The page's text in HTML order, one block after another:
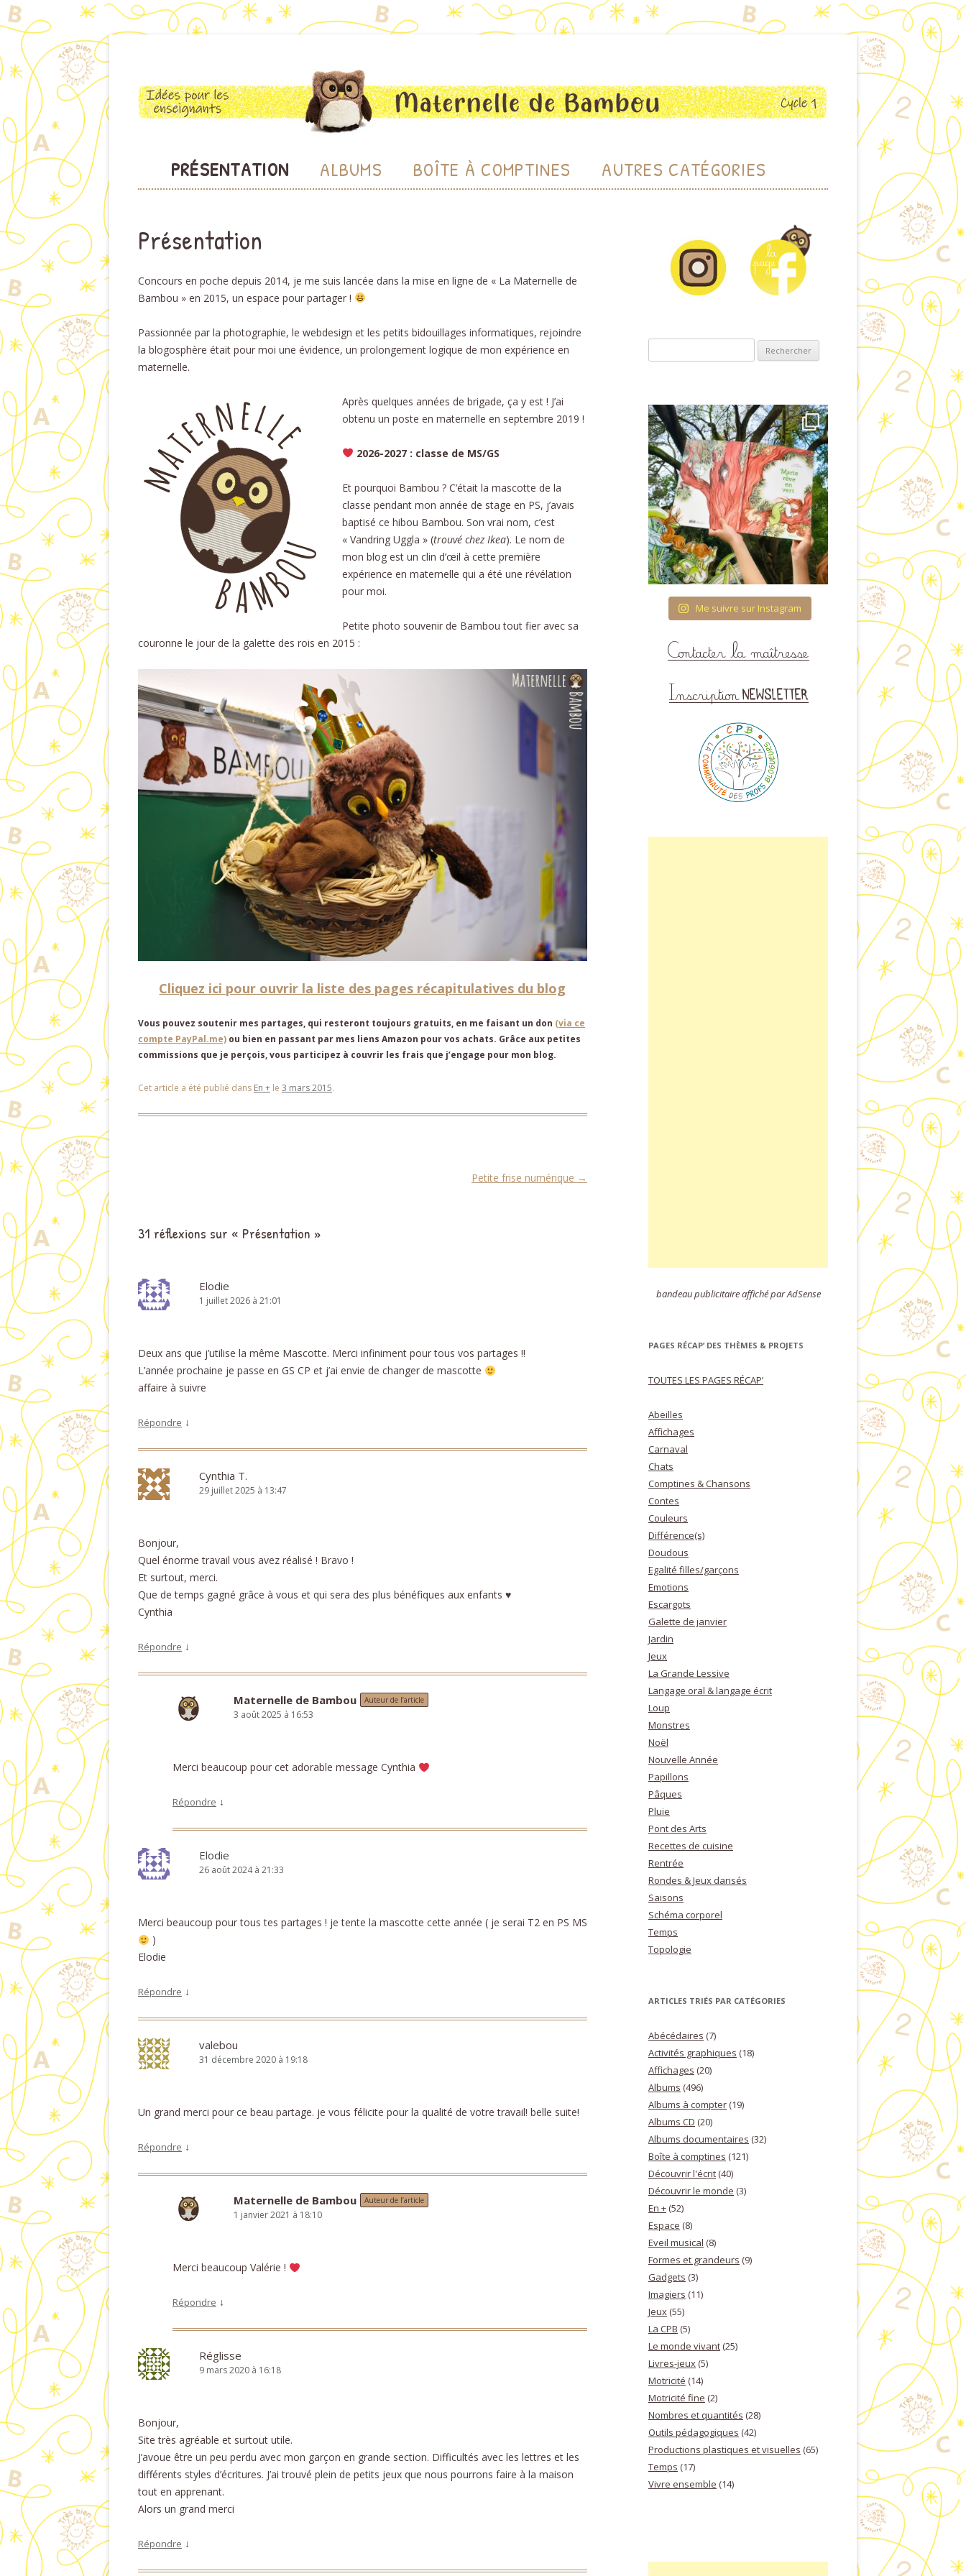
Maternelle de Bambou
PRÉSENTATION ALBUMS BOÎTE À COMPTINES AUTRES CATÉGORIES
BIBLIOTHÈQUE (ALBUMS)
PRODUCTIONS PLASTIQUES
DÉCOUVRIR L’ÉCRIT
NOMBRES ET QUANTITÉS
STRUCTURATION DU TEMPS
AU FIL DES SAISONS
ÉDUCATION À LA VIE
AFFECTIVE ET
RELATIONNELLE (ÉVAR) À
L’ÉCOLE MATERNELLE
SCHÉMA CORPOREL
RECETTES IMAGÉES POUR
CONTACTER LA MAÎTRESSE
Présentation
Concours en poche depuis 2014, je me suis lancée dans la mise en ligne de « La Maternelle de
Bambou » en 2015, un espace pour partager !
Passionnée par la photographie, le webdesign et les petits bidouillages informatiques, rejoindre
la blogosphère était pour moi une évidence, un prolongement logique de mon expérience en
maternelle.
Après quelques années de brigade, ça y est ! J’ai
obtenu un poste en maternelle en septembre 2019 !
2026-2027 : classe de MS/GS
Et pourquoi Bambou ? C’était la mascotte de la
classe pendant mon année de stage en PS, j’avais
baptisé ce hibou Bambou. Son vrai nom, c’est
« Vandring Uggla » (trouvé chez Ikea). Le nom de
mon blog est un clin d’œil à cette première
expérience en maternelle qui a été une révélation
pour moi.
Petite photo souvenir de Bambou tout fier avec sa
couronne le jour de la galette des rois en 2015 :
Cliquez ici pour ouvrir la liste des pages récapitulatives du blog
Vous pouvez soutenir mes partages, qui resteront toujours gratuits, en me faisant un don (via ce
compte PayPal.me) ou bien en passant par mes liens Amazon pour vos achats. Grâce aux petites
commissions que je perçois, vous participez à couvrir les frais que j’engage pour mon blog.
Cet article a été publié dans En + le 3 mars 2015.
Petite frise numérique →
31 réflexions sur « Présentation »
Elodie
1 juillet 2026 à 21:01
Deux ans que j’utilise la même Mascotte. Merci infiniment pour tous vos partages !!
L’année prochaine je passe en GS CP et j’ai envie de changer de mascotte
affaire à suivre
Répondre ↓
Cynthia T.
29 juillet 2025 à 13:47
Bonjour,
Quel énorme travail vous avez réalisé ! Bravo !
Et surtout, merci.
Que de temps gagné grâce à vous et qui sera des plus bénéfiques aux enfants ♥
Cynthia
Répondre ↓
Maternelle de Bambou Auteur de l’article
3 août 2025 à 16:53
Merci beaucoup pour cet adorable message Cynthia
Répondre ↓
Elodie
26 août 2024 à 21:33
Merci beaucoup pour tous tes partages ! je tente la mascotte cette année ( je serai T2 en PS MS
)
Elodie
Répondre ↓
valebou
31 décembre 2020 à 19:18
Un grand merci pour ce beau partage. je vous félicite pour la qualité de votre travail! belle suite!
Répondre ↓
Maternelle de Bambou Auteur de l’article
1 janvier 2021 à 18:10
Merci beaucoup Valérie !
Répondre ↓
Réglisse
9 mars 2020 à 16:18
Bonjour,
Site très agréable et surtout utile.
J’avoue être un peu perdu avec mon garçon en grande section. Difficultés avec les lettres et les
différents styles d’écritures. J’ai trouvé plein de petits jeux que nous pourrons faire à la maison
tout en apprenant.
Alors un grand merci
Répondre ↓
Me suivre sur Instagram
bandeau publicitaire affiché par AdSense
PAGES RÉCAP’ DES THÈMES & PROJETS
TOUTES LES PAGES RÉCAP’
Abeilles
Affichages
Carnaval
Chats
Comptines & Chansons
Contes
Couleurs
Différence(s)
Doudous
Egalité filles/garçons
Emotions
Escargots
Galette de janvier
Jardin
Jeux
La Grande Lessive
Langage oral & langage écrit
Loup
Monstres
Noël
Nouvelle Année
Papillons
Pâques
Pluie
Pont des Arts
Recettes de cuisine
Rentrée
Rondes & Jeux dansés
Saisons
Schéma corporel
Temps
Topologie
ARTICLES TRIÉS PAR CATÉGORIES
Abécédaires (7)
Activités graphiques (18)
Affichages (20)
Albums (496)
Albums à compter (19)
Albums CD (20)
Albums documentaires (32)
Boîte à comptines (121)
Découvrir l'écrit (40)
Découvrir le monde (3)
En + (52)
Espace (8)
Eveil musical (8)
Formes et grandeurs (9)
Gadgets (3)
Imagiers (11)
Jeux (55)
La CPB (5)
Le monde vivant (25)
Livres-jeux (5)
Motricité (14)
Motricité fine (2)
Nombres et quantités (28)
Outils pédagogiques (42)
Productions plastiques et visuelles (65)
Temps (17)
Vivre ensemble (14)